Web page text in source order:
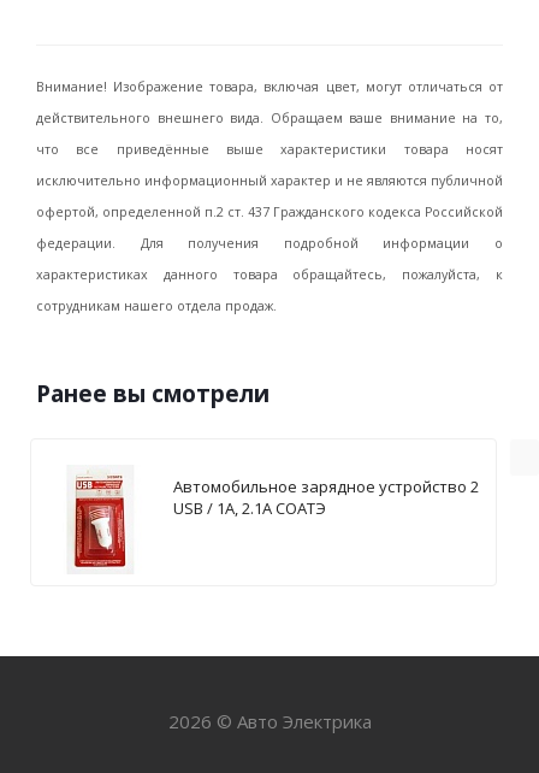
Внимание! Изображение товара, включая цвет, могут отличаться от
действительного внешнего вида. Обращаем ваше внимание на то,
что все приведённые выше характеристики товара носят
исключительно информационный характер и не являются публичной
офертой, определенной п.2 ст. 437 Гражданского кодекса Российской
федерации. Для получения подробной информации о
характеристиках данного товара обращайтесь, пожалуйста, к
сотрудникам нашего отдела продаж.
Ранее вы смотрели
Автомобильное зарядное устройство 2
USB / 1А, 2.1А СОАТЭ
2026 © Авто Электрика